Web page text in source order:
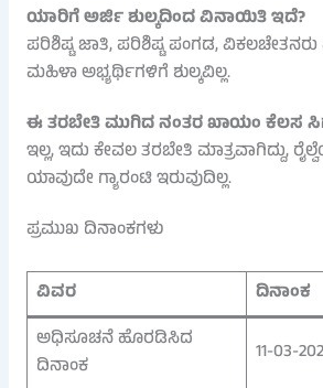
ಯಾರಿಗೆ ಅರ್ಜಿ ಶುಲ್ಕದಿಂದ ವಿನಾಯಿತಿ ಇದೆ?
ಪರಿಶಿಷ್ಟ ಜಾತಿ, ಪರಿಶಿಷ್ಟ ಪಂಗಡ, ವಿಕಲಚೇತನರು
ಮಹಿಳಾ ಅಭ್ಯರ್ಥಿಗಳಿಗೆ ಶುಲ್ಕವಿಲ್ಲ.
ಈ ತರಬೇತಿ ಮುಗಿದ ನಂತರ ಖಾಯಂ ಕೆಲಸ
ಇಲ್ಲ, ಇದು ಕೇವಲ ತರಬೇತಿ ಮಾತ್ರವಾಗಿದ್ದು,
ಯಾವುದೇ ಗ್ಯಾರಂಟಿ ಇರುವುದಿಲ್ಲ.
ಪ್ರಮುಖ ದಿನಾಂಕಗಳು
ವಿವರ
ದಿನಾಂಕ
ಅಧಿಸೂಚನೆ ಹೊರಡಿಸಿದ
ದಿನಾಂಕ
11-03-